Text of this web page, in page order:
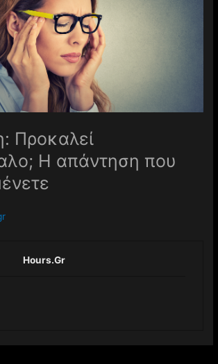
Προκαλεί
Η απάντηση που
Hours.gr